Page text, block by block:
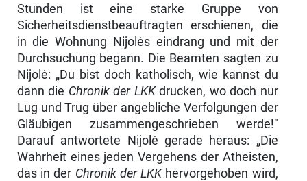
Stunden ist eine starke Gruppe von
Sicherheitsdienstbeauftragten er­schienen, die
in die Wohnung Nijolės eindrang und mit der
Durchsuchung be­gann. Die Beamten sagten zu
Nijolė: „Du bist doch katholisch, wie kannst du
dann die Chronik der LKKdrucken, wo doch nur
Lug und Trug über angeb­liche Verfolgungen der
Gläubigen zusammengeschrieben werde!"
Darauf antwortete Nijolė gerade heraus: „Die
Wahrheit eines jeden Vergehens der Atheisten,
das in der Chronik der LKK hervorgehoben wird,